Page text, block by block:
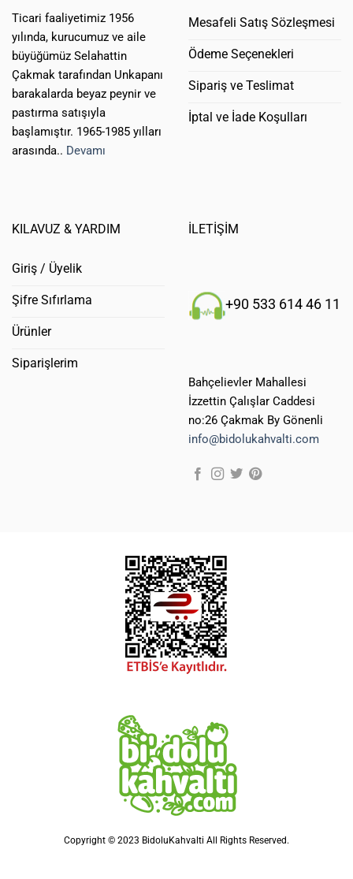
Ticari faaliyetimiz 1956
yılında, kurucumuz ve aile
büyüğümüz Selahattin
Çakmak tarafından Unkapanı
barakalarda beyaz peynir ve
pastırma satışıyla
başlamıştır. 1965-1985 yılları
arasında.. Devamı
Mesafeli Satış Sözleşmesi
Ödeme Seçenekleri
Sipariş ve Teslimat
İptal ve İade Koşulları
KILAVUZ & YARDIM
Giriş / Üyelik
Şifre Sıfırlama
Ürünler
Siparişlerim
İLETİŞİM
+90 533 614 46 11
Bahçelievler Mahallesi
İzzettin Çalışlar Caddesi
no:26 Çakmak By Gönenli
info@bidolukahvalti.com
Copyright © 2023 BidoluKahvalti All Rights Reserved.